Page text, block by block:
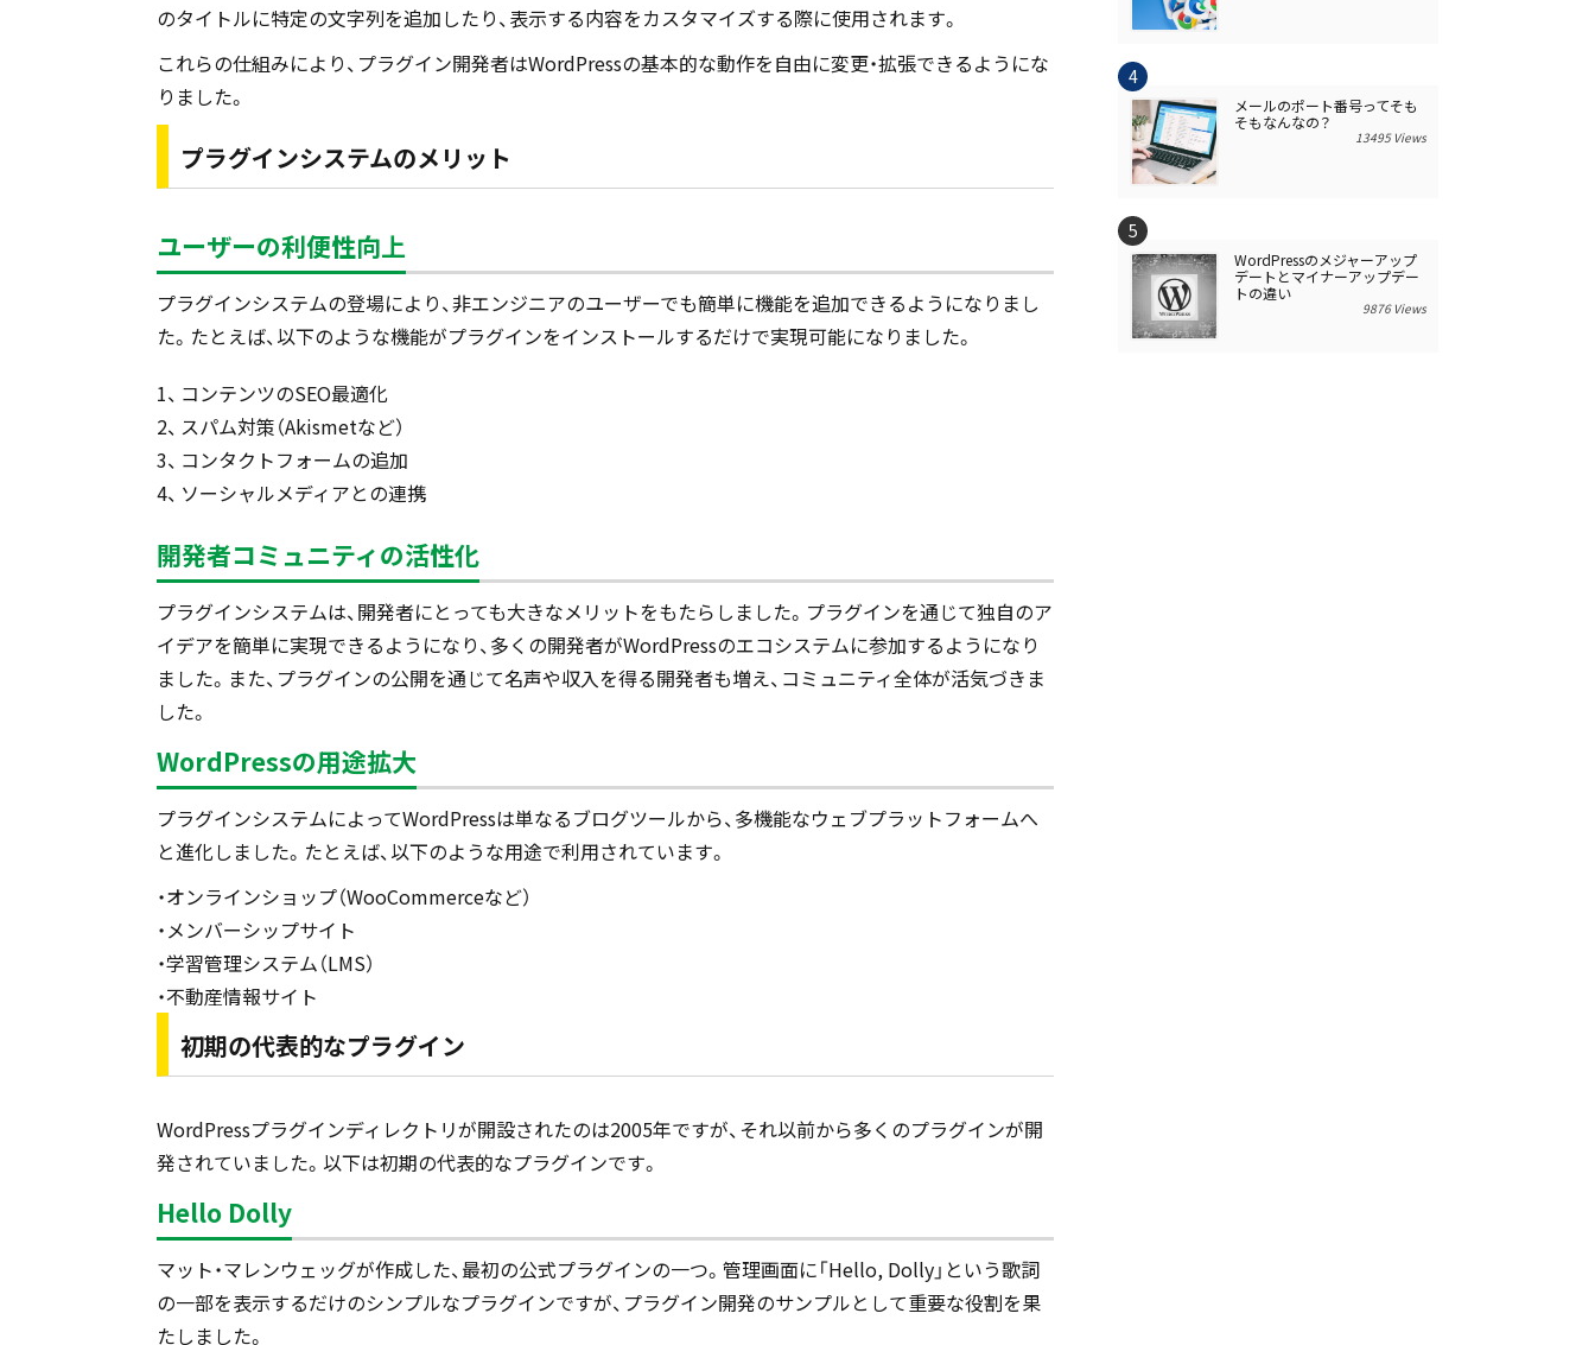
のタイトルに特定の文字列を追加したり、表示する内容をカスタマイズする際に使用されます。
これらの仕組みにより、プラグイン開発者はWordPressの基本的な動作を自由に変更・拡張できるようにな
りました。
プラグインシステムのメリット
ユーザーの利便性向上
プラグインシステムの登場により、非エンジニアのユーザーでも簡単に機能を追加できるようになりまし
た。たとえば、以下のような機能がプラグインをインストールするだけで実現可能になりました。
コンテンツのSEO最適化
スパム対策（Akismetなど）
コンタクトフォームの追加
ソーシャルメディアとの連携
開発者コミュニティの活性化
プラグインシステムは、開発者にとっても大きなメリットをもたらしました。プラグインを通じて独自のア
イデアを簡単に実現できるようになり、多くの開発者がWordPressのエコシステムに参加するようになり
ました。また、プラグインの公開を通じて名声や収入を得る開発者も増え、コミュニティ全体が活気づきま
した。
WordPressの用途拡大
プラグインシステムによってWordPressは単なるブログツールから、多機能なウェブプラットフォームへ
と進化しました。たとえば、以下のような用途で利用されています。
・オンラインショップ（WooCommerceなど）
・メンバーシップサイト
・学習管理システム（LMS）
・不動産情報サイト
初期の代表的なプラグイン
WordPressプラグインディレクトリが開設されたのは2005年ですが、それ以前から多くのプラグインが開
発されていました。以下は初期の代表的なプラグインです。
Hello Dolly
マット・マレンウェッグが作成した、最初の公式プラグインの一つ。管理画面に「Hello, Dolly」という歌詞
の一部を表示するだけのシンプルなプラグインですが、プラグイン開発のサンプルとして重要な役割を果
たしました。
メールのポート番号ってそも
そもなんなの？
13495 Views
WordPressのメジャーアップ
デートとマイナーアップデー
トの違い
9876 Views